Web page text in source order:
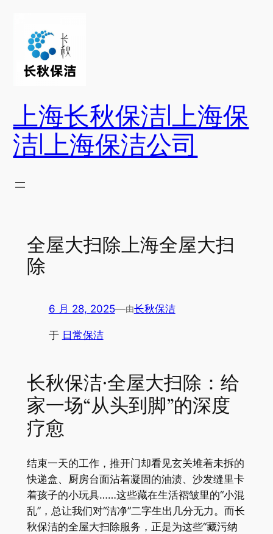
上海长秋保洁|上海保
洁|上海保洁公司
全屋大扫除上海全屋大扫
除
6 月 28, 2025—由长秋保洁
于 日常保洁
长秋保洁·全屋大扫除：给
家一场“从头到脚”的深度
疗愈
结束一天的工作，推开门却看见玄关堆着未拆的
快递盒、厨房台面沾着凝固的油渍、沙发缝里卡
着孩子的小玩具……这些藏在生活褶皱里的“小混
乱”，总让我们对“洁净”二字生出几分无力。而长
秋保洁的全屋大扫除服务，正是为这些“藏污纳